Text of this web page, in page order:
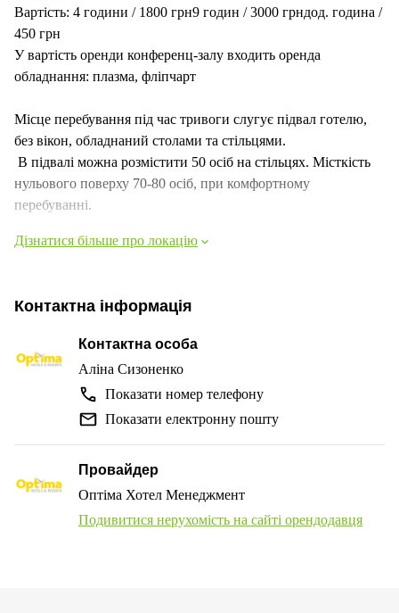
Вартість: 4 години / 1800 грн9 годин / 3000 грндод. година /
450 грн
У вартість оренди конференц-залу входить оренда
обладнання: плазма, фліпчарт
Місце перебування під час тривоги слугує підвал готелю,
без вікон, обладнаний столами та стільцями.
В підвалі можна розмістити 50 осіб на стільцях. Місткість
нульового поверху 70-80 осіб, при комфортному
перебуванні.
Дізнатися більше про локацію
Контактна інформація
Контактна особа
Аліна Сизоненко
Показати номер телефону
Показати електронну пошту
Провайдер
Оптіма Хотел Менеджмент
Подивитися нерухомість на сайті орендодавця